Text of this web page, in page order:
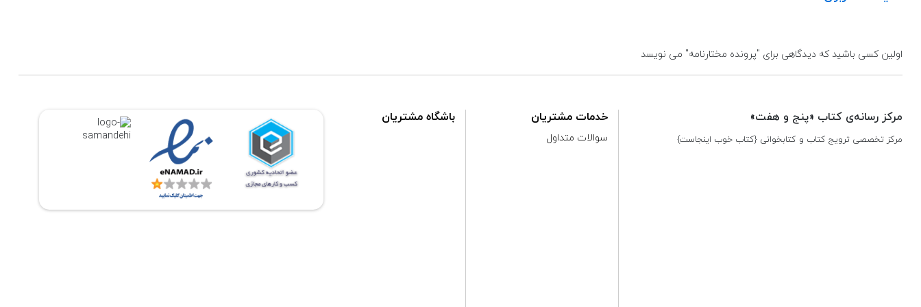
اولین کسی باشید که دیدگاهی برای "پرونده مختارنامه" می نویسد
مرکز رسانه‌ی کتاب «پنج و هفت»
مرکز تخصصی ترویج کتاب و کتابخوانی {کتاب خوب اینجاست}
خدمات مشتریان
سوالات متداول
باشگاه مشتریان